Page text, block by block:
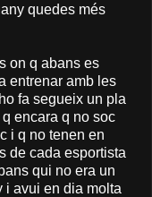
quedes més
on q abans es
entrenar amb les
fa segueix un pla
encara q no soc
i q no tenen en
de cada esportista
qui no era un
i avui en dia molta